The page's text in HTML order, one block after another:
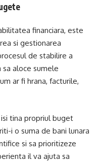
financiara, este
si gestionarea
de stabilire a
aloce sumele
ar fi hrana, facturile,
tina propriul buget
i o suma de bani lunara
si sa prioritizeze
il va ajuta sa